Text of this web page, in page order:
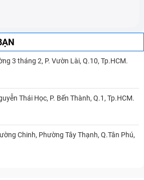
3 tháng 2, P. Vườn Lài, Q.10, Tp.HCM.
Thái Học, P. Bến Thành, Q.1, Tp.HCM.
Chinh, Phường Tây Thạnh, Q.Tân Phú,